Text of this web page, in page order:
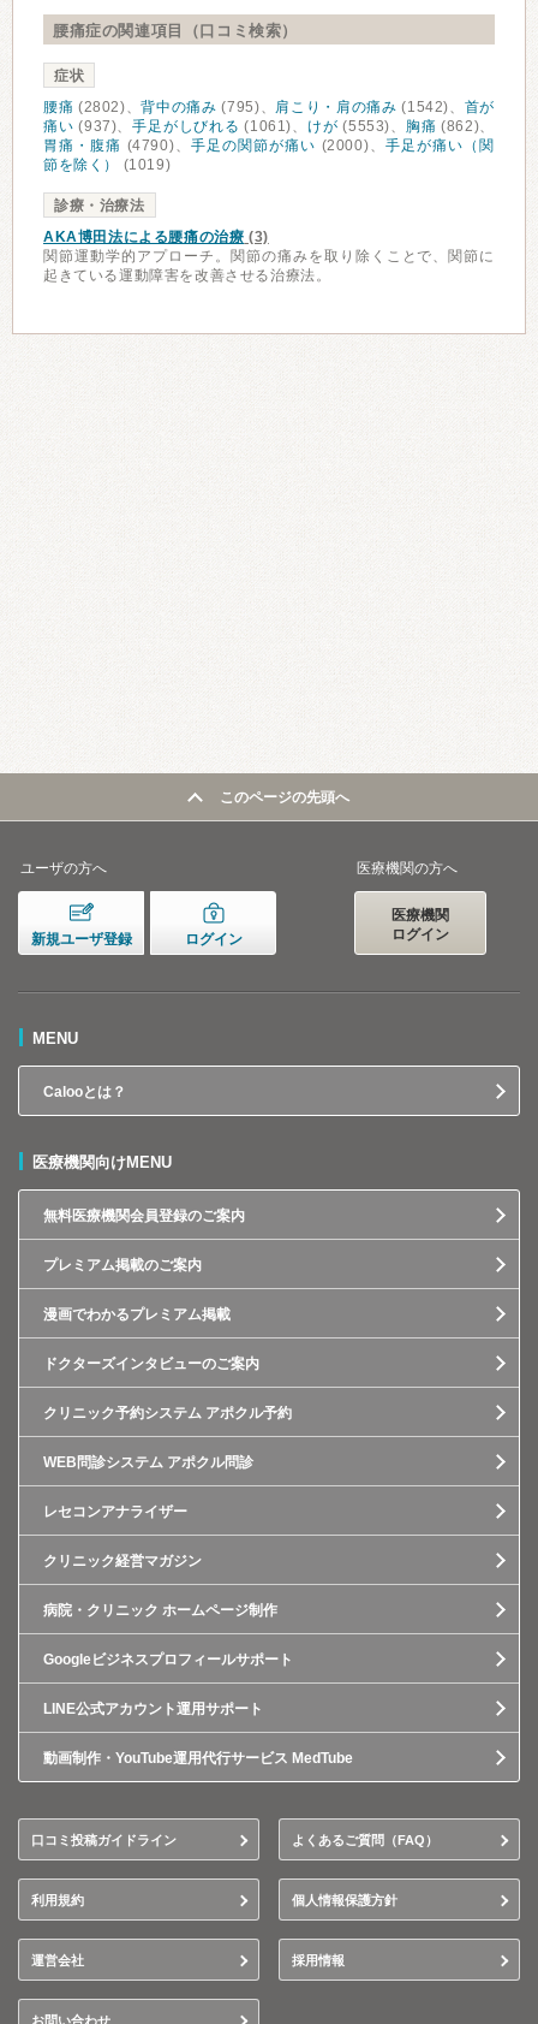
腰痛症の関連項目（口コミ検索）
症状
腰痛 (2802)、背中の痛み (795)、 肩こり・肩の痛み (1542)、 首が
痛い (937)、手足がしびれる (1061)、 けが (5553)、 胸痛 (862)、
胃痛・腹痛 (4790)、 手足の関節が痛い (2000)、 手足が痛い（関
節を除く）
(1019)
診療・治療法
AKA博田法による腰痛の治療 (3)
関節運動学的アプローチ。関節の痛みを取り除くことで、関節に
起きている運動障害を改善させる治療法。
このページの先頭へ
ユーザの方へ
新規ユーザ登録 ログイン
医療機関の方へ
医療機関
ログイン
MENU
Calooとは？
医療機関向けMENU
無料医療機関会員登録のご案内
プレミアム掲載のご案内
漫画でわかるプレミアム掲載
ドクターズインタビューのご案内
クリニック予約システム アポクル予約
WEB問診システム アポクル問診
レセコンアナライザー
クリニック経営マガジン
病院・クリニック ホームページ制作
Googleビジネスプロフィールサポート
LINE公式アカウント運用サポート
動画制作・YouTube運用代行サービス MedTube
口コミ投稿ガイドライン よくあるご質問（FAQ）
利用規約 個人情報保護方針
運営会社 採用情報
お問い合わせ